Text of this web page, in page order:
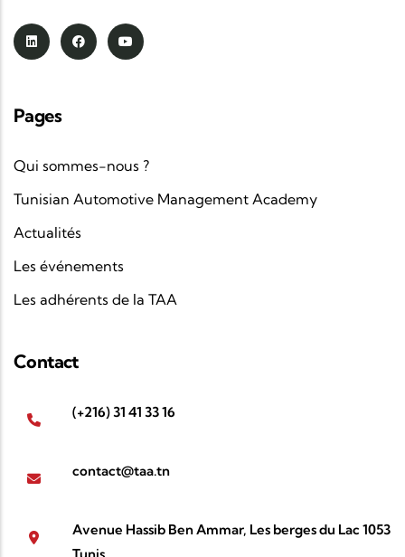
Pages
Qui sommes-nous ?
Tunisian Automotive Management Academy
Actualités
Les événements
Les adhérents de la TAA
Contact
(+216) 31 41 33 16
contact@taa.tn
Avenue Hassib Ben Ammar, Les berges du Lac 1053
Tunis